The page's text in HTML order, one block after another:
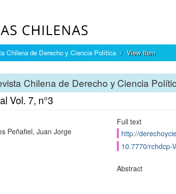
Chilena de Derecho y Ciencia Política View Item
Chilena de Derecho y Ciencia
Vol. 7, n°3
Peñafiel, Juan Jorge
Full text
http://
10.7770/rchdcp-
Abstract